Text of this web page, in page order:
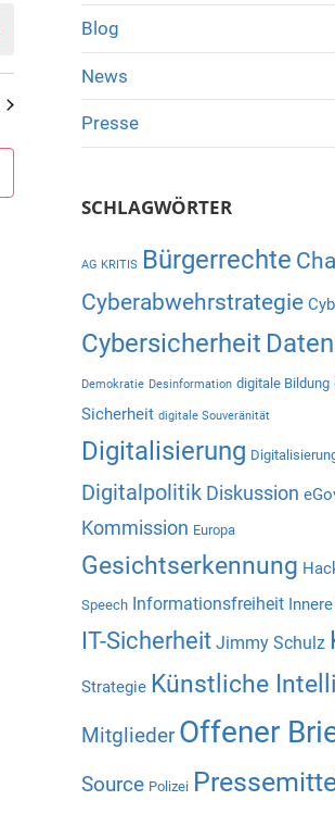
Blog
News
Presse
SCHLAGWÖRTER
AG KRITIS Bürgerrechte
Cyberabwehrstrategie
Cybersicherheit
Demokratie Desinformation digitale Bildung
Sicherheit digitale Souveränität
Digitalisierung
Digitalpolitik Diskussion
Kommission Europa
Gesichtserkennung
Speech Informationsfreiheit
IT-Sicherheit Jimmy Schulz
Strategie Künstliche
Mitglieder Offener
Source Polizei